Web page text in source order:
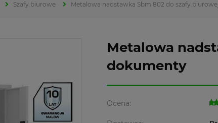
Szafy biurowe Metalowa nadstawka Sbm 802 do szafy
Metalowa
dokumenty
Ocena: